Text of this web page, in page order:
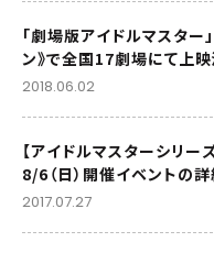
「劇場版アイドルマスター
ン》で全国17劇場にて上映
2018.06.02
【アイドルマスターシリー
8/6（日）開催イベントの
2017.07.27